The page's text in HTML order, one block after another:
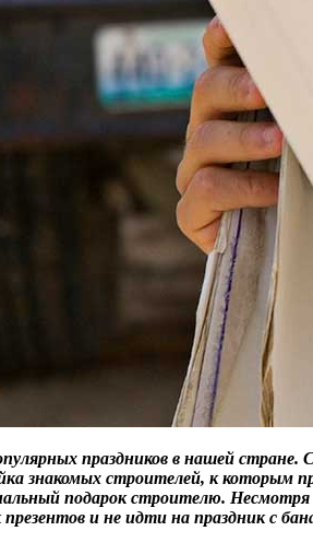
праздников в нашей
знакомых строителей, к
подарок строителю.
и не идти на праздник с